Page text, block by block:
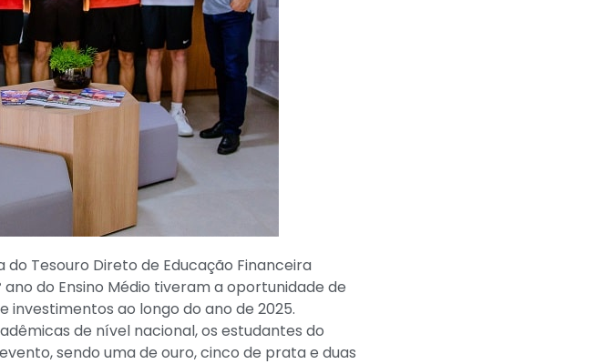
Tesouro Direto de Educação Financeira
ano do Ensino Médio tiveram a oportunidade de
ao longo do ano de 2025.
de nível nacional, os estudantes do
sendo uma de ouro, cinco de prata e duas